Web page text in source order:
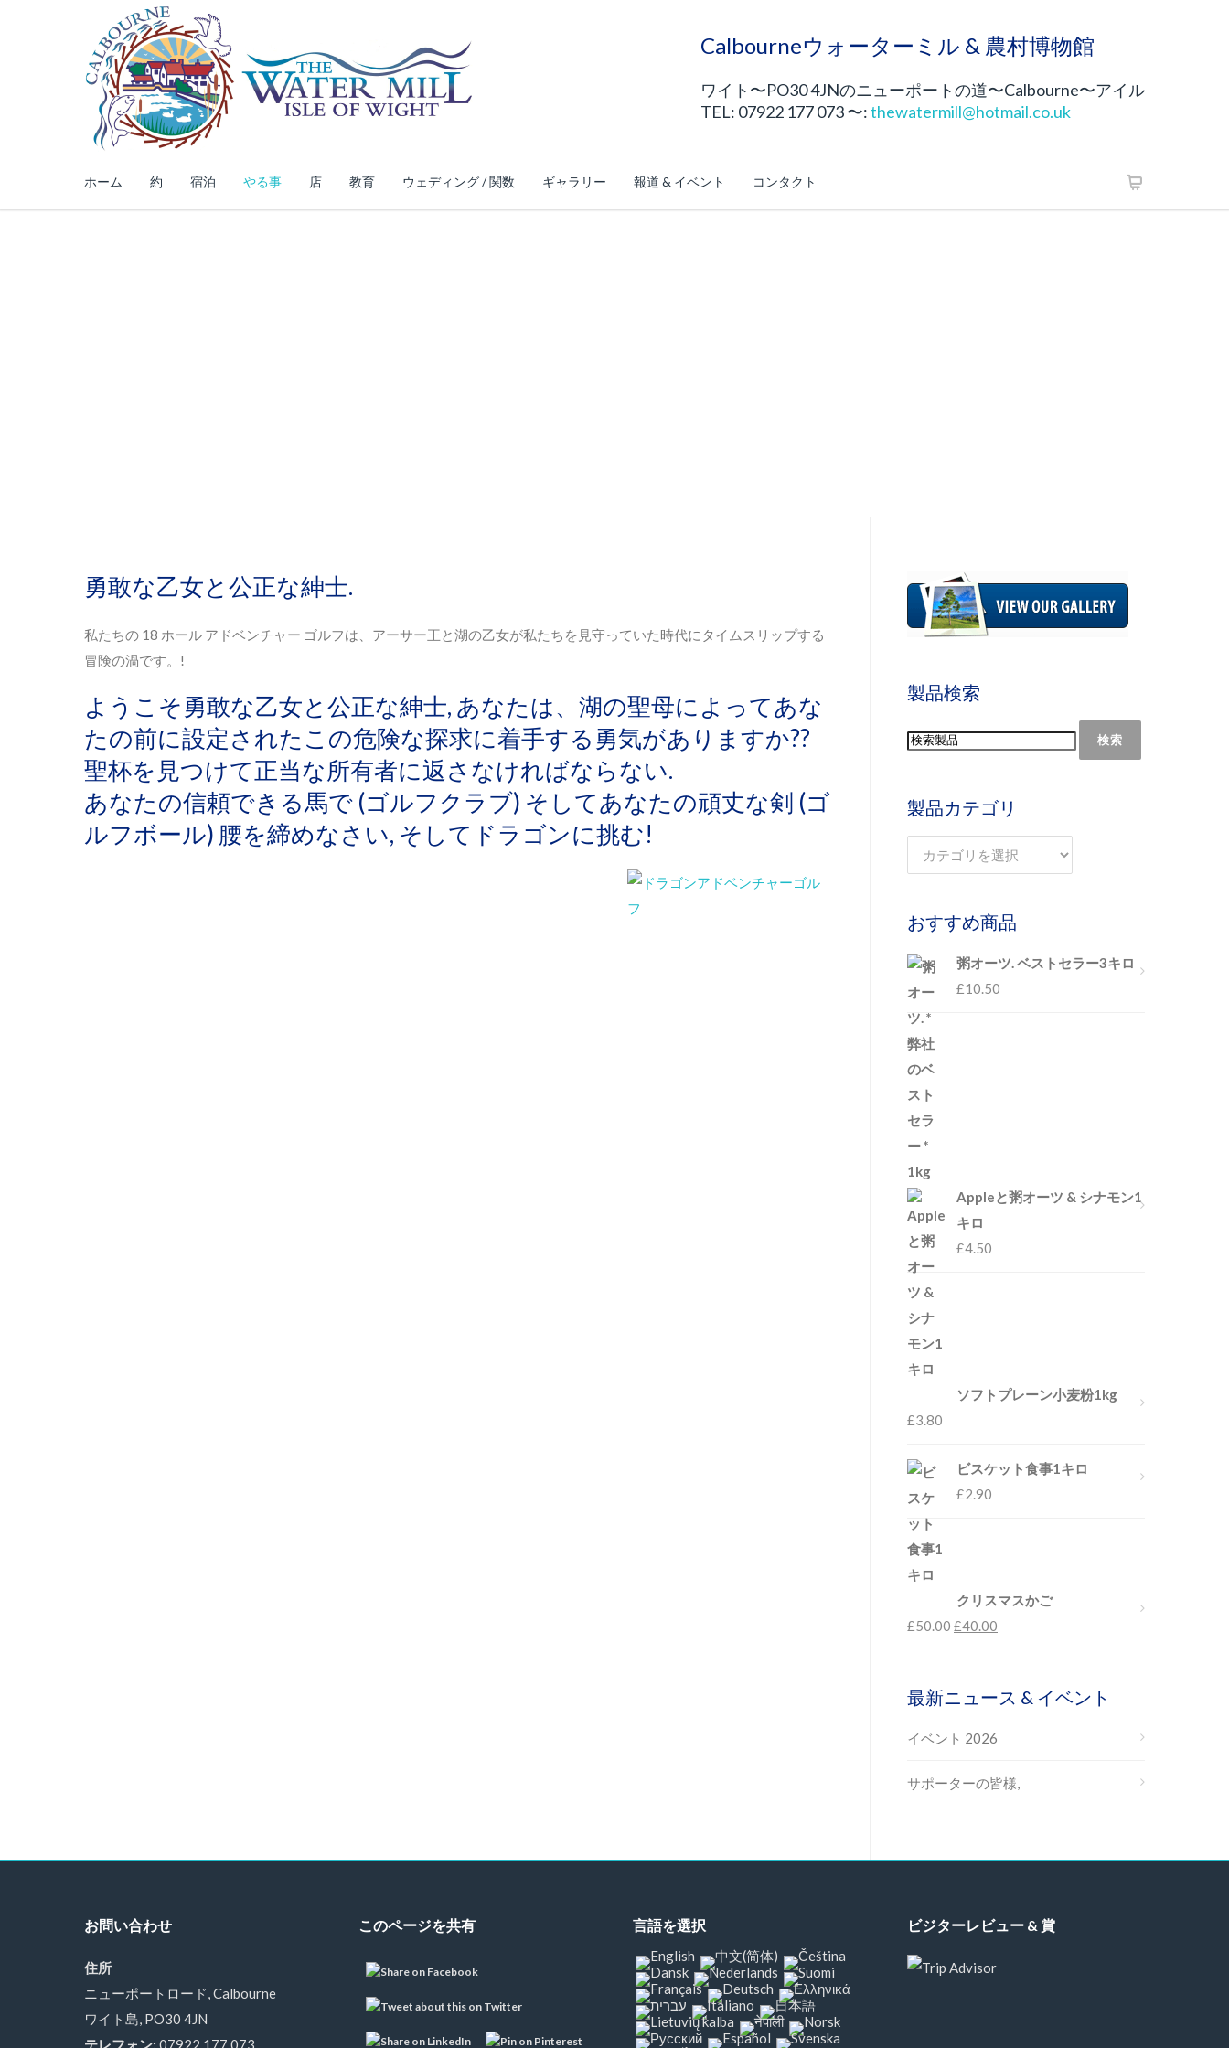
Calbourneウォーターミル & 農村博物館
ワイト〜PO30 4JNのニューポートの道〜Calbourne〜アイル
TEL: 07922 177 073 〜:thewatermill@hotmail.co.uk
ホーム 約 宿泊 やる事 店 教育 ウェディング / 関数 ギャラリー 報道 & イベント コンタクト
勇敢な乙女と公正な紳士.
私たちの 18 ホール アドベンチャー ゴルフは、アーサー王と湖の乙女が私たちを見守っていた時代にタイムスリップする
冒険の渦です。!
ようこそ勇敢な乙女と公正な紳士, あなたは、湖の聖母によってあな
たの前に設定されたこの危険な探求に着手する勇気がありますか??
聖杯を見つけて正当な所有者に返さなければならない.
あなたの信頼できる馬で (ゴルフクラブ) そしてあなたの頑丈な剣 (ゴ
ルフボール) 腰を締めなさい, そしてドラゴンに挑む!
製品検索
検索
製品カテゴリ
おすすめ商品
粥オーツ. ベストセラー3キロ
£10.50
Appleと粥オーツ & シナモン1
キロ
£4.50
ソフトプレーン小麦粉1kg
£3.80
ビスケット食事1キロ
£2.90
クリスマスかご
£50.00£40.00
最新ニュース & イベント
イベント 2026
サポーターの皆様,
お問い合わせ
住所
ニューポートロード, Calbourne
ワイト島, PO30 4JN
テレフォン: 07922 177 073
このページを共有 言語を選択 ビジターレビュー & 賞